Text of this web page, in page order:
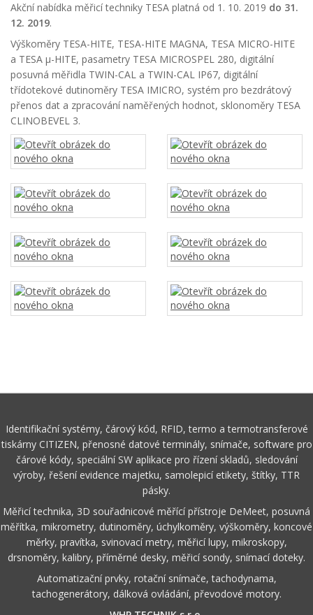
Akční nabídka měřicí techniky TESA platná od 1. 10. 2019 do 31.
12. 2019.
Výškoměry TESA-HITE, TESA-HITE MAGNA, TESA MICRO-HITE
a TESA µ-HITE, pasametry TESA MICROSPEL 280, digitální
posuvná měřidla TWIN-CAL a TWIN-CAL IP67, digitální
třídotekové dutinoměry TESA IMICRO, systém pro bezdrátový
přenos dat a zpracování naměřených hodnot, sklonoměry TESA
CLINOBEVEL 3.
Identifikační systémy, čárový kód, RFID, termo a termotransferové
tiskárny CITIZEN, přenosné datové terminály, snímače, software pro
čárové kódy, speciální SW aplikace pro řízení skladů, sledování
výroby, řešení evidence majetku, samolepicí etikety, štítky, TTR
pásky.
Měřicí technika, 3D souřadnicové měřící přístroje DeMeet, posuvná
měřítka, mikrometry, dutinoměry, úchylkoměry, výškoměry, koncové
měrky, pravítka, svinovací metry, měřicí lupy, mikroskopy,
drsnoměry, kalibry, příměrné desky, měřicí sondy, snímací doteky.
Automatizační prvky, rotační snímače, tachodynama,
tachogenerátory, dálková ovládání, převodové motory.